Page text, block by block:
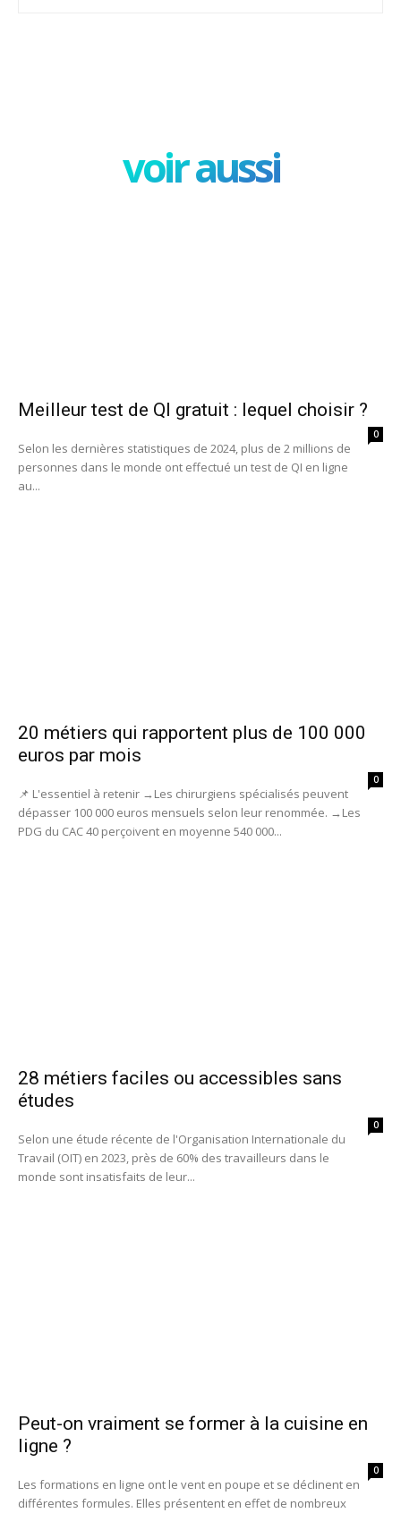
voir aussi
Meilleur test de QI gratuit : lequel choisir ?
0
Selon les dernières statistiques de 2024, plus de 2 millions de
personnes dans le monde ont effectué un test de QI en ligne
au...
20 métiers qui rapportent plus de 100 000
euros par mois
0
📌 L'essentiel à retenir →Les chirurgiens spécialisés peuvent
dépasser 100 000 euros mensuels selon leur renommée. →Les
PDG du CAC 40 perçoivent en moyenne 540 000...
28 métiers faciles ou accessibles sans
études
0
Selon une étude récente de l'Organisation Internationale du
Travail (OIT) en 2023, près de 60% des travailleurs dans le
monde sont insatisfaits de leur...
Peut-on vraiment se former à la cuisine en
ligne ?
0
Les formations en ligne ont le vent en poupe et se déclinent en
différentes formules. Elles présentent en effet de nombreux